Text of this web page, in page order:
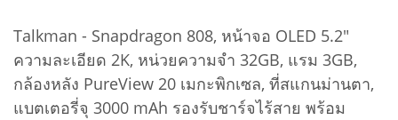
Talkman - Snapdragon 808, หน้าจอ OLED 5.2"
ความละเอียด 2K, หน่วยความจำ 32GB, แรม 3GB,
กล้องหลัง PureView 20 เมกะพิกเซล, ที่สแกนม่านตา,
แบตเตอรี่จุ 3000 mAh รองรับชาร์จไร้สาย พร้อม